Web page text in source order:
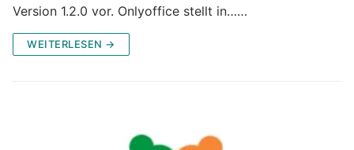
Version 1.2.0 vor. Onlyoffice stellt in……
WEITERLESEN →